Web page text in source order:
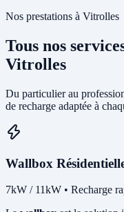
Nos prestations à Vitrolles
Tous nos
Vitrolles
Du particulier au
de recharge adaptée à
Wallbox
7kW / 11kW • Recharge